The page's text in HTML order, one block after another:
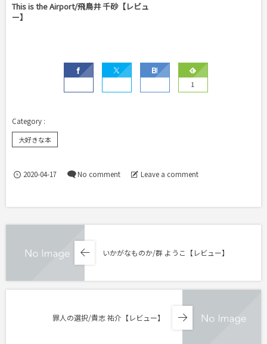
This is the Airport/飛鳥井 千砂【レビュ
ー】
1
大好きな本
2020-04-17 No comment Leave a comment
いかがなものか/群 ようこ【レビュー】
罪人の選択/貴志 祐介【レビュー】